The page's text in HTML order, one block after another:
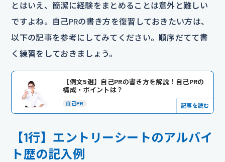
とはいえ、簡潔に経験をまとめることは意外と難しい
ですよね。自己PRの書き方を復習しておきたい方は、
以下の記事を参考にしてみてください。順序だてて書
く練習をしておきましょう。
【例文5選】自己PRの書き方を解説！自己PRの
構成・ポイントは？
自己PR 記事を読む
【1行】エントリーシートのアルバイ
ト歴の記入例